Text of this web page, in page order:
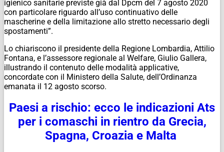
igienico sanitarie previste già dal Dpcm del 7 agosto 2020
con particolare riguardo all’uso continuativo delle
mascherine e della limitazione allo stretto necessario degli
spostamenti”.
Lo chiariscono il presidente della Regione Lombardia, Attilio
Fontana, e l’assessore regionale al Welfare, Giulio Gallera,
illustrando il contenuto delle modalità applicative,
concordate con il Ministero della Salute, dell’Ordinanza
emanata il 12 agosto scorso.
Paesi a rischio: ecco le indicazioni Ats
per i comaschi in rientro da Grecia,
Spagna, Croazia e Malta